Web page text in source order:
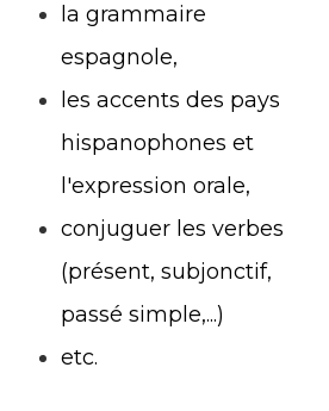
la grammaire
espagnole,
les accents des pays
hispanophones et
l'expression orale,
conjuguer les verbes
(présent, subjonctif,
passé simple,...)
etc.